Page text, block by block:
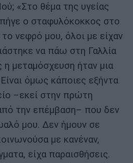
«Στο θέμα της υγείας
ο σταφυλόκοκκος στο
το νεφρό μου, όλοι με είχαν
να πάω στη Γαλλία
μεταμόσχευση ήταν μια
όμως κάποιες εξήντα
–εκεί στην πρώτη
την επέμβαση– που δεν
μου. Δεν ήμουν σε
με κανέναν,
είχα παραισθήσεις.